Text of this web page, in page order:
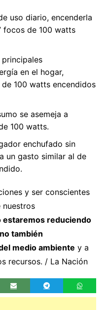
uso diario, encenderla
focos de 100 watts
principales
en el hogar,
100 watts encendidos
se asemeja a
100 watts.
enchufado sin
un gasto similar al de
y ser conscientes
nuestros
estaremos reduciendo
también
medio ambiente y a
recursos. / La Nación